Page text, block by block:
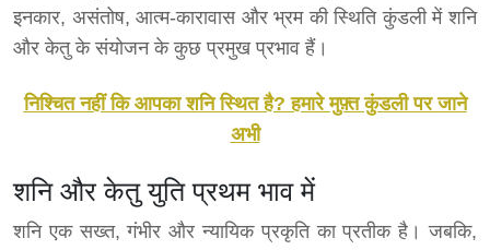
इनकार, असंतोष, आत्म-कारावास और भ्रम की स्थिति कुंडली में शनि
और केतु के संयोजन के कुछ प्रमुख प्रभाव हैं।
निश्चित नहीं कि आपका शनि स्थित है? हमारे मुफ़्त कुंडली पर जाने
अभी
शनि और केतु युति प्रथम भाव में
शनि एक सख्त, गंभीर और न्यायिक प्रकृति का प्रतीक है। जबकि,